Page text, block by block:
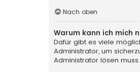
Nach oben
Warum kann ich mich
Dafür gibt es viele
Administrator, um
Administrator lösen muss.